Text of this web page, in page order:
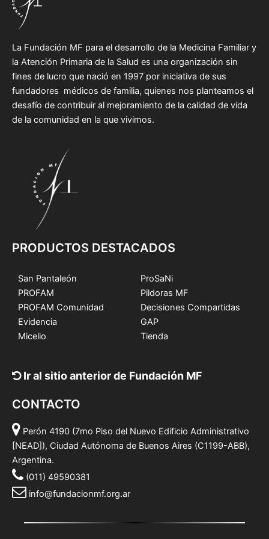
La Fundación MF para el desarrollo de la Medicina Familiar y
la Atención Primaria de la Salud es una organización sin
fines de lucro que nació en 1997 por iniciativa de sus
fundadores médicos de familia, quienes nos planteamos el
desafío de contribuir al mejoramiento de la calidad de vida
de la comunidad en la que vivimos.
PRODUCTOS DESTACADOS
San Pantaleón
PROFAM
PROFAM Comunidad
Evidencia
Micelio
ProSaNi
Pildoras MF
Decisiones Compartidas
GAP
Tienda
Ir al sitio anterior de Fundación MF
CONTACTO
Perón 4190 (7mo Piso del Nuevo Edificio Administrativo
[NEAD]), Ciudad Autónoma de Buenos Aires (C1199-ABB),
Argentina.
(011) 49590381
info@fundacionmf.org.ar